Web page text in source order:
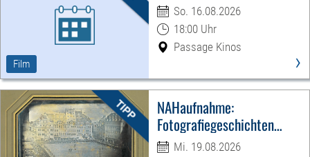
Film
So. 16.08.2026
18:00 Uhr
Passage Kinos
›
NAHaufnahme:
Fotografiegeschichten
Leipzigs
Mi. 19.08.2026